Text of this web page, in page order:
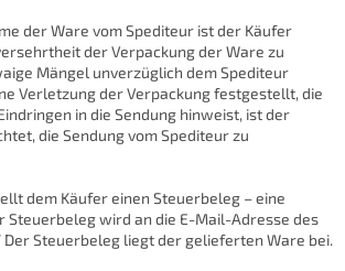
der Ware vom Spediteur ist der Käufer
der Verpackung der Ware zu
Mängel unverzüglich dem Spediteur
Verletzung der Verpackung festgestellt, die
in die Sendung hinweist, ist der
die Sendung vom Spediteur zu
dem Käufer einen Steuerbeleg – eine
Steuerbeleg wird an die E-Mail-Adresse des
Steuerbeleg liegt der gelieferten Ware bei.